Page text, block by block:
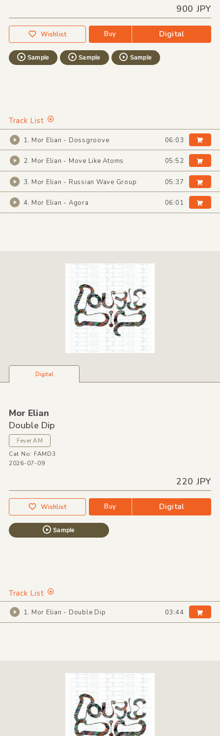
900 JPY
Wishlist Buy Digital
Sample Sample Sample
Track List
1. Mor Elian - Dossgroove 06:03
2. Mor Elian - Move Like Atoms 05:52
3. Mor Elian - Russian Wave Group 05:37
4. Mor Elian - Agora 06:01
Digital
Mor Elian
Double Dip
Fever AM
Cat No: FAMD3
2026-07-09
220 JPY
Wishlist Buy Digital
Sample
Track List
1. Mor Elian - Double Dip 03:44